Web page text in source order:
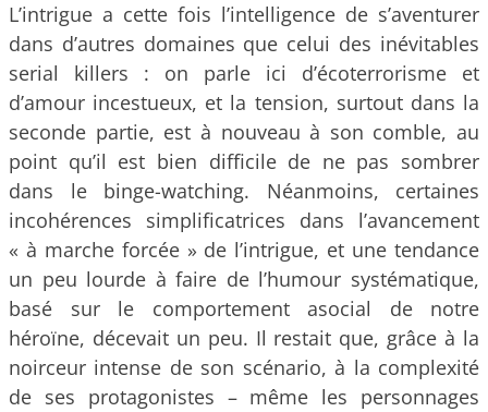
L’intrigue a cette fois l’intelligence de s’aventurer
dans d’autres domaines que celui des inévitables
serial killers : on parle ici d’écoterrorisme et
d’amour incestueux, et la tension, surtout dans la
seconde partie, est à nouveau à son comble, au
point qu’il est bien difficile de ne pas sombrer
dans le binge-watching. Néanmoins, certaines
incohérences simplificatrices dans l’avancement
« à marche forcée » de l’intrigue, et une tendance
un peu lourde à faire de l’humour systématique,
basé sur le comportement asocial de notre
héroïne, décevait un peu. Il restait que, grâce à la
noirceur intense de son scénario, à la complexité
de ses protagonistes – même les personnages